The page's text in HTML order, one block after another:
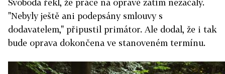
Svoboda řekl, že práce na opravě zatím nezačaly.
"Nebyly ještě ani podepsány smlouvy s
dodavatelem," připustil primátor. Ale dodal, že i tak
bude oprava dokončena ve stanoveném termínu.